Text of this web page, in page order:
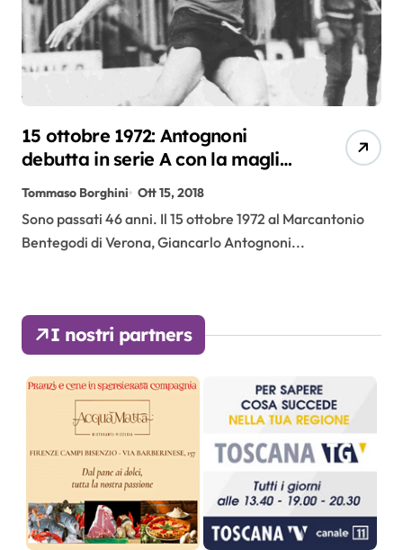
15 ottobre 1972: Antognoni
debutta in serie A con la maglia
Tommaso Borghini Ott 15, 2018
Sono passati 46 anni. Il 15 ottobre 1972 al Marcantonio
Bentegodi di Verona, Giancarlo Antognoni...
I nostri partners